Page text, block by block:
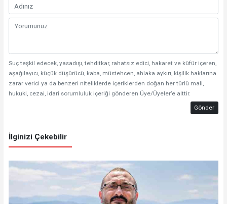
Suç teşkil edecek, yasadışı, tehditkar, rahatsız edici, hakaret ve küfür içeren,
aşağılayıcı, küçük düşürücü, kaba, müstehcen, ahlaka aykırı, kişilik haklarına
zarar verici ya da benzeri niteliklerde içeriklerden doğan her türlü mali,
hukuki, cezai, idari sorumluluk içeriği gönderen Üye/Üyeler’e aittir.
Gönder
İlginizi Çekebilir